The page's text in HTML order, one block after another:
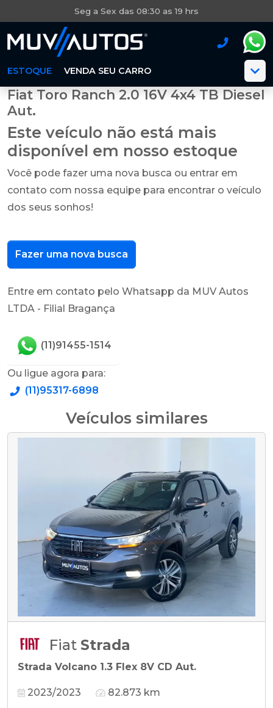
Seg a Sex das 08:30 as 19 hrs
ESTOQUE VENDA SEU CARRO
Fiat Toro Ranch 2.0 16V 4x4 TB Diesel
Aut.
Este veículo não está mais
disponível em nosso estoque
Você pode fazer uma nova busca ou entrar em
contato com nossa equipe para encontrar o veículo
dos seus sonhos!
Fazer uma nova busca
Entre em contato pelo Whatsapp da MUV Autos
LTDA - Filial Bragança
(11)91455-1514
Ou ligue agora para:
(11)95317-6898
Veículos similares
Fiat Strada
Strada Volcano 1.3 Flex 8V CD Aut.
2023/2023 82.873 km